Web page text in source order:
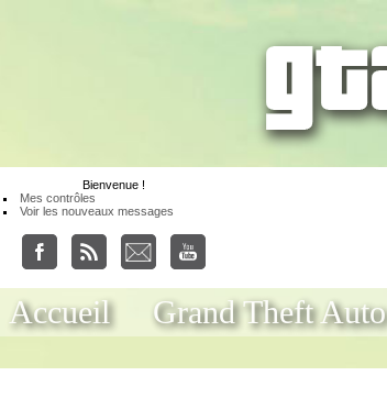
Bienvenue !
Mes contrôles
Voir les nouveaux messages
Accueil Grand Theft Auto